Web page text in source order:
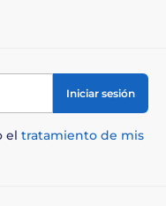
Iniciar sesión
el tratamiento de mis